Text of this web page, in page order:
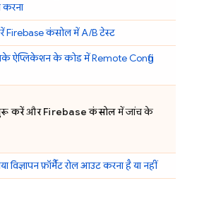
करना
Firebaseकंसोल में A/B टेस्ट
ऐप्लिकेशन के कोड मेंRemote Config
करें औरFirebaseकंसोलमें जांच के
विज्ञापन फ़ॉर्मैट रोल आउट करना है या नहीं